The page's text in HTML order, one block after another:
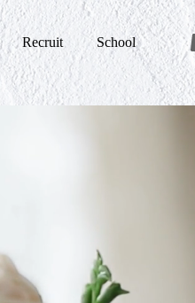
Recruit School